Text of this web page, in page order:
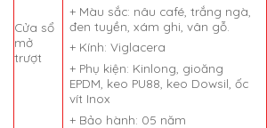
Cửa sổ
mở
trượt
+ Màu sắc: nâu café, trắng ngà,
đen tuyền, xám ghi, vân gỗ.
+ Kính: Viglacera
+ Phụ kiện: Kinlong, gioăng
EPDM, keo PU88, keo Dowsil, ốc
vít Inox
+ Bảo hành: 05 năm